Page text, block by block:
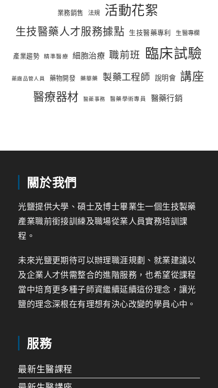
業務銷售 法規 活動花絮
生技醫藥人才服務據點 生技醫藥專利 生醫專欄
產業趨勢 精準醫療 細胞治療 職前班 臨床試驗
藥廠品管人員 藥物開發 藥華藥 製藥工程師 說明會 講座
醫療器材 醫藥事務 醫藥學術專員 醫藥行銷
關於我們
光鹽提供大學、碩士及博士畢業生一個生技製藥
產業職前銜接訓練及職場從業人員實務培訓課
程。
未來光鹽更期待可以辦理職涯規劃、就業建議以
及企業人才供需整合的進階服務，也希望從課程
當中培育更多種子師資繼續延續這份理念，讓光
鹽的理念深根在有理想有決心改變的學員心中。
服務
最新生醫課程